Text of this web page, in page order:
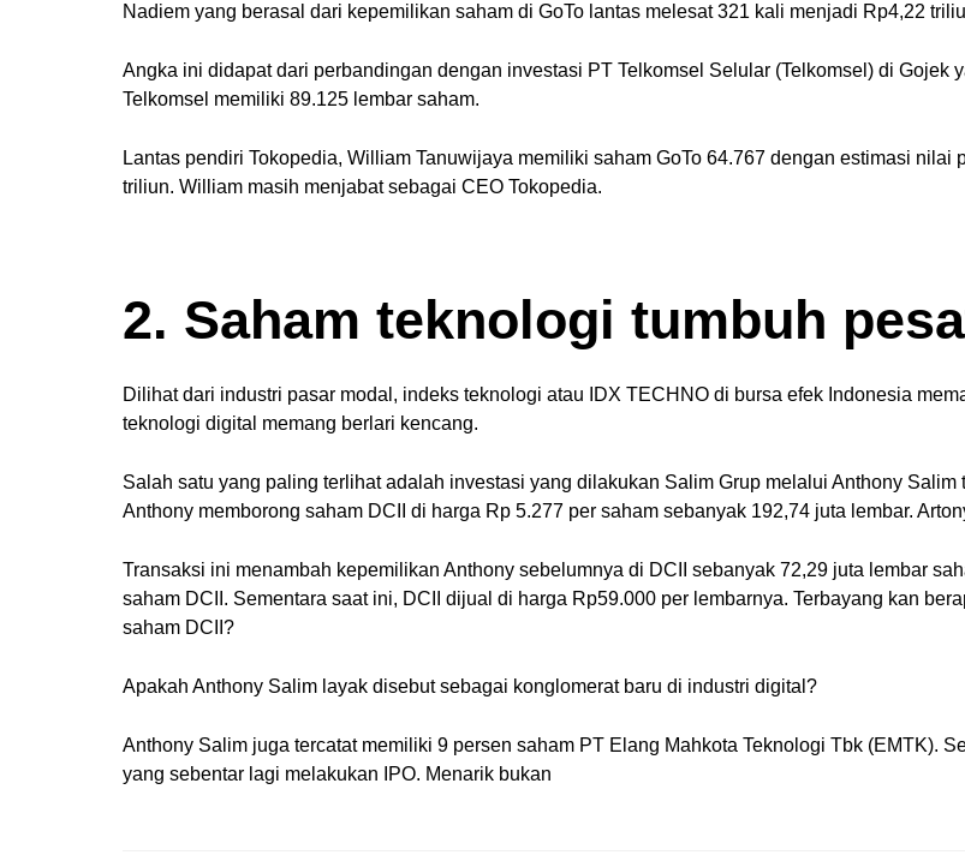
Nadiem yang berasal dari kepemilikan saham di GoTo lantas melesat 321 kali menjadi Rp4,22
Angka ini didapat dari perbandingan dengan investasi PT Telkomsel Selular (Telkomsel) di Gojek
Telkomsel memiliki 89.125 lembar saham.
Lantas pendiri Tokopedia, William Tanuwijaya memiliki saham GoTo 64.767 dengan estimasi
triliun. William masih menjabat sebagai CEO Tokopedia.
2. Saham teknologi tumbuh
Dilihat dari industri pasar modal, indeks teknologi atau IDX TECHNO di bursa efek Indonesia
teknologi digital memang berlari kencang.
Salah satu yang paling terlihat adalah investasi yang dilakukan Salim Grup melalui Anthony
Anthony memborong saham DCII di harga Rp 5.277 per saham sebanyak 192,74 juta lembar.
Transaksi ini menambah kepemilikan Anthony sebelumnya di DCII sebanyak 72,29 juta lembar
saham DCII. Sementara saat ini, DCII dijual di harga Rp59.000 per lembarnya. Terbayang kan
saham DCII?
Apakah Anthony Salim layak disebut sebagai konglomerat baru di industri digital?
Anthony Salim juga tercatat memiliki 9 persen saham PT Elang Mahkota Teknologi Tbk (EMTK).
yang sebentar lagi melakukan IPO. Menarik bukan